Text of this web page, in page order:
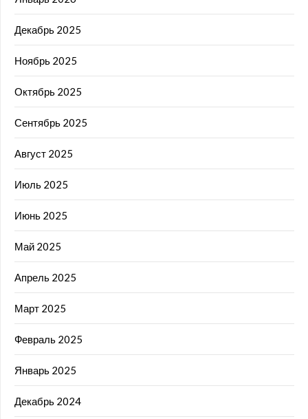
Декабрь 2025
Ноябрь 2025
Октябрь 2025
Сентябрь 2025
Август 2025
Июль 2025
Июнь 2025
Май 2025
Апрель 2025
Март 2025
Февраль 2025
Январь 2025
Декабрь 2024